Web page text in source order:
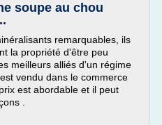
soupe au chou
remarquables, ils
la propriété d'être peu
meilleurs alliés d'un régime
vendu dans le commerce
est abordable et il peut
.